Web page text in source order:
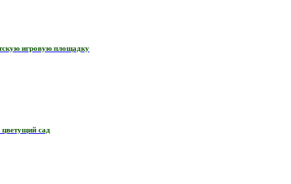
игровую площадку
цветущий сад